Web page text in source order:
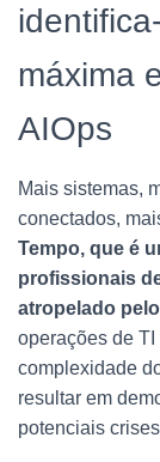
máxima
AIOps
Mais sistemas,
conectados,
Tempo, que é
profissionais
atropelado
operações de
complexidade
resultar em
potenciais